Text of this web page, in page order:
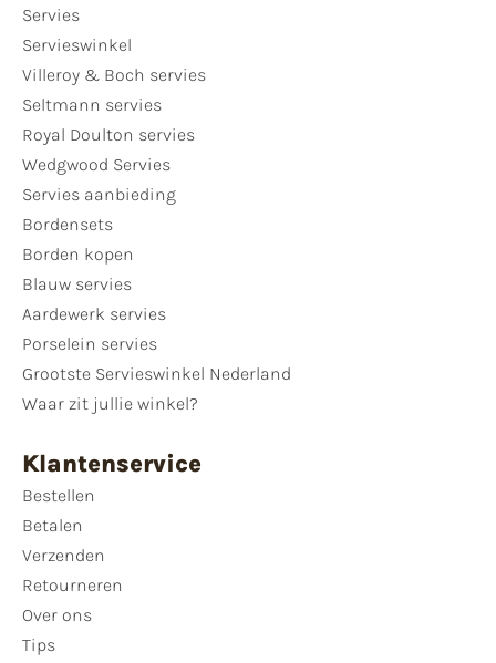
Servies
Servieswinkel
Villeroy & Boch servies
Seltmann servies
Royal Doulton servies
Wedgwood Servies
Servies aanbieding
Bordensets
Borden kopen
Blauw servies
Aardewerk servies
Porselein servies
Grootste Servieswinkel Nederland
Waar zit jullie winkel?
Klantenservice
Bestellen
Betalen
Verzenden
Retourneren
Over ons
Tips